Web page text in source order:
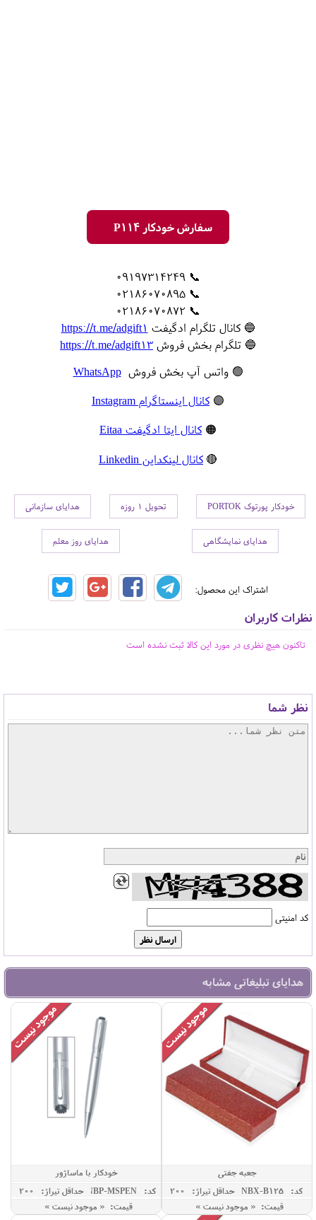
سفارش خودکار P114
📞 09197314249
📞 02186070895
📞 02186070872
🔵 کانال تلگرام ادگیفت https://t.me/adgift1
🔵 تلگرام بخش فروش https://t.me/adgift13
🟢 واتس آپ بخش فروشWhatsApp
🟣 کانال اینستاگرام Instagram
🟠 کانال ایتا ادگیفت Eitaa
🔴 کانال لینکداین Linkedin
خودکار پورتوک PORTOK تحویل 1 روزه هدایای سازمانی
هدایای نمایشگاهی هدایای روز معلم
اشتراک این محصول:
نظرات کاربران
تاکنون هیچ نظری در مورد این کالا ثبت نشده است
نظر شما
کد امنیتی
هدایای تبلیغاتی مشابه
جعبه جفتی
کد: NBX-B125
حداقل تيراژ: 200
قیمت: « موجود نیست »
خودکار با ماساژور
کد: NBP-MSPEN
حداقل تيراژ: 200
قیمت: « موجود نیست »